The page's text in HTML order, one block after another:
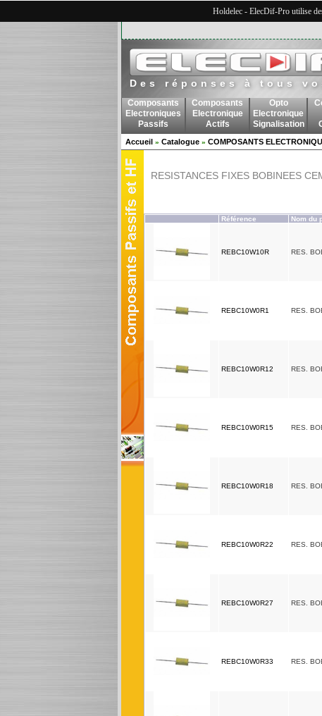
Holdelec - ElecDif-Pro utilise
Des réponses à tous
Composants
Electroniques
Passifs
Composants
Electronique
Actifs
Opto
Electronique
Signalisation
Accueil » Catalogue » COMPOSANTS
RESISTANCES FIXES BOBINEES
Référence Nom du
REBC10W10R RES.
REBC10W0R1 RES.
REBC10W0R12 RES.
REBC10W0R15 RES.
REBC10W0R18 RES.
REBC10W0R22 RES.
REBC10W0R27 RES.
REBC10W0R33 RES.